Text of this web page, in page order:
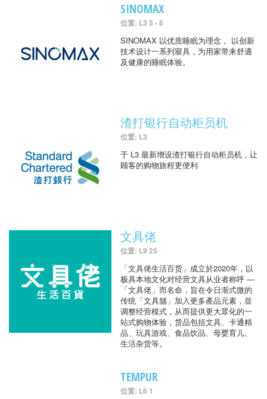
SINOMAX
位置: L3 5 - 6
SINOMAX 以优质睡眠为理念， 以创新
技术设计一系列寢具，为用家带来舒適
及健康的睡眠体验。
渣打银行自动柜员机
位置: L3
于 L3 最新增设渣打银行自动柜员机，让
顾客的购物旅程更便利
文具佬
位置: L9 25
「文具佬生活百货」成立於2020年，以
极具本地文化对经营文具从业者称呼 —
「文具佬」而名命，旨在令日渐式微的
传统「文具舖」加入更多產品元素，並
调整经营模式，从而提供更大眾化的一
站式购物体验，货品包括文具、卡通精
品、玩具游戏、食品饮品、母婴育儿、
生活杂货等。
TEMPUR
位置: L6 1